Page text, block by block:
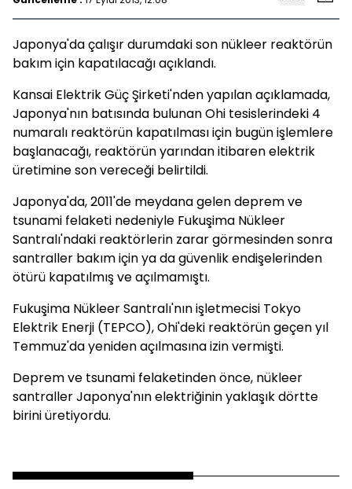
Japonya'da çalışır durumdaki son nükleer reaktörün
bakım için kapatılacağı açıklandı.
Kansai Elektrik Güç Şirketi'nden yapılan açıklamada,
Japonya'nın batısında bulunan Ohi tesislerindeki 4
numaralı reaktörün kapatılması için bugün işlemlere
başlanacağı, reaktörün yarından itibaren elektrik
üretimine son vereceği belirtildi.
Japonya'da, 2011'de meydana gelen deprem ve
tsunami felaketi nedeniyle Fukuşima Nükleer
Santralı'ndaki reaktörlerin zarar görmesinden sonra
santraller bakım için ya da güvenlik endişelerinden
ötürü kapatılmış ve açılmamıştı.
Fukuşima Nükleer Santralı'nın işletmecisi Tokyo
Elektrik Enerji (TEPCO), Ohi'deki reaktörün geçen yıl
Temmuz'da yeniden açılmasına izin vermişti.
Deprem ve tsunami felaketinden önce, nükleer
santraller Japonya'nın elektriğinin yaklaşık dörtte
birini üretiyordu.